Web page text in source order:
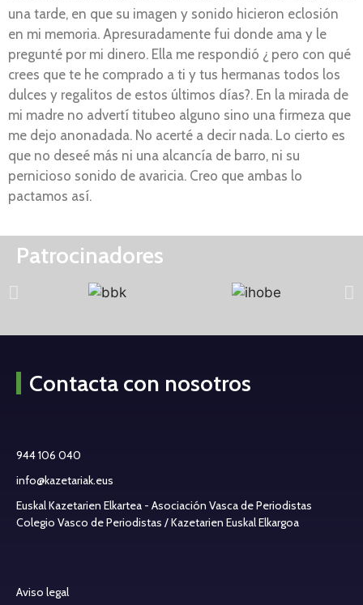
una tarde, en que su imagen y sonido hicieron eclosión
en mi memoria. Apresuradamente fui donde ama y le
pregunté por mi dinero. Ella me respondió ¿ pero con qué
crees que te he comprado a ti y tus hermanas todos los
dulces y regalitos de estos últimos días?. En la mirada de
mi madre no advertí titubeo alguno sino una firmeza que
me dejo anonadada. No acerté a decir nada. Lo cierto es
que no deseé más ni una alcancía de barro, ni su
pernicioso sonido de avaricia. Creo que ambas lo
pactamos así.
Patrocinadores
Contacta con nosotros
944 106 040
info@kazetariak.eus
Euskal Kazetarien Elkartea - Asociación Vasca de Periodistas
Colegio Vasco de Periodistas / Kazetarien Euskal Elkargoa
Aviso legal